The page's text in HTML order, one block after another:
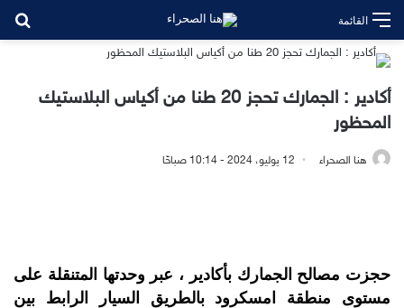
القائمة
أكادير : الجمارك تحجز 20 طنا من أكياس البلاستيك
المحظور
هنا الصحراء 12 يوليو، 2024 - 10:14 صباحًا
حجزت مصالح الجمارك بأكادير ، عبر وحدتها المتنقلة على
مستوى منطقة امسكرود بالطريق السيار الرابط بين